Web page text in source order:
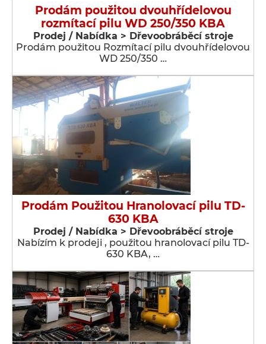
Prodám použitou dvouhřídelovou
rozmítací pilu WD 250/350 KBA
Prodej / Nabídka > Dřevoobráběcí stroje
Prodám použitou Rozmítací pilu dvouhřídelovou
WD 250/350 …
Prodám Použitou Hranolovací pilu TD-
630 KBA
Prodej / Nabídka > Dřevoobráběcí stroje
Nabízím k prodeji , použitou hranolovací pilu TD-
630 KBA, …